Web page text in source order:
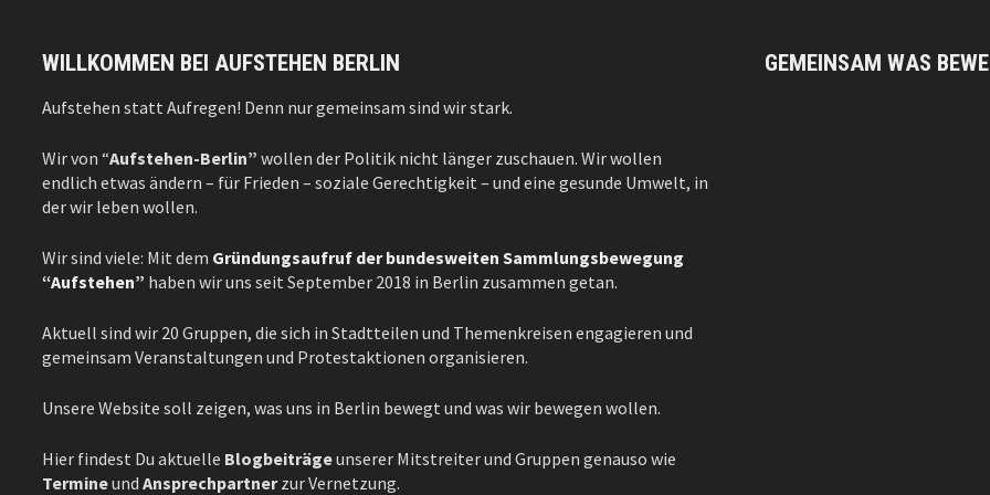
WILLKOMMEN BEI AUFSTEHEN BERLIN
Aufstehen statt Aufregen! Denn nur gemeinsam sind wir stark.
Wir von “Aufstehen-Berlin” wollen der Politik nicht länger zuschauen. Wir wollen
endlich etwas ändern – für Frieden – soziale Gerechtigkeit – und eine gesunde Umwelt, in
der wir leben wollen.
Wir sind viele: Mit dem Gründungsaufruf der bundesweiten Sammlungsbewegung
“Aufstehen” haben wir uns seit September 2018 in Berlin zusammen getan.
Aktuell sind wir 20 Gruppen, die sich in Stadtteilen und Themenkreisen engagieren und
gemeinsam Veranstaltungen und Protestaktionen organisieren.
Unsere Website soll zeigen, was uns in Berlin bewegt und was wir bewegen wollen.
Hier findest Du aktuelle Blogbeiträgeunserer Mitstreiter und Gruppen genauso wie
TermineundAnsprechpartnerzur Vernetzung.
GEMEINSAM WAS